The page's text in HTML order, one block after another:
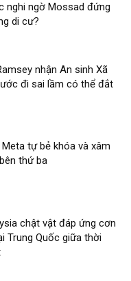
nghi ngờ Mossad đứng
di cư?
nhận An sinh Xã
đi sai lầm có thể đắt
tự bẻ khóa và xâm
thứ ba
chật vật đáp ứng cơn
Trung Quốc giữa thời